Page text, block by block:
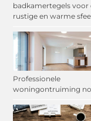
badkamertegels voor
rustige en warme
Professionele
woningontruiming